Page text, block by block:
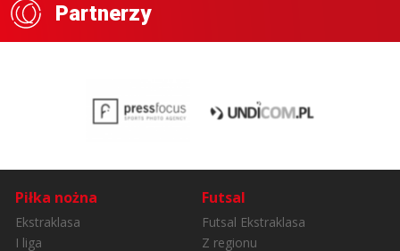
Partnerzy
Piłka nożna
Ekstraklasa
I liga
Futsal
Futsal Ekstraklasa
Z regionu